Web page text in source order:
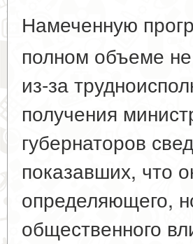
Намеченную
полном объеме не
из-за
получения
губернаторов
показавших, что
определяющего,
общественного